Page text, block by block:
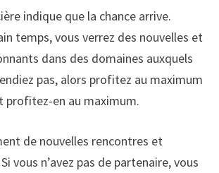
indique que la chance arrive.
temps, vous verrez des nouvelles et
dans des domaines auxquels
pas, alors profitez au maximum
profitez-en au maximum.
de nouvelles rencontres et
vous n’avez pas de partenaire, vous